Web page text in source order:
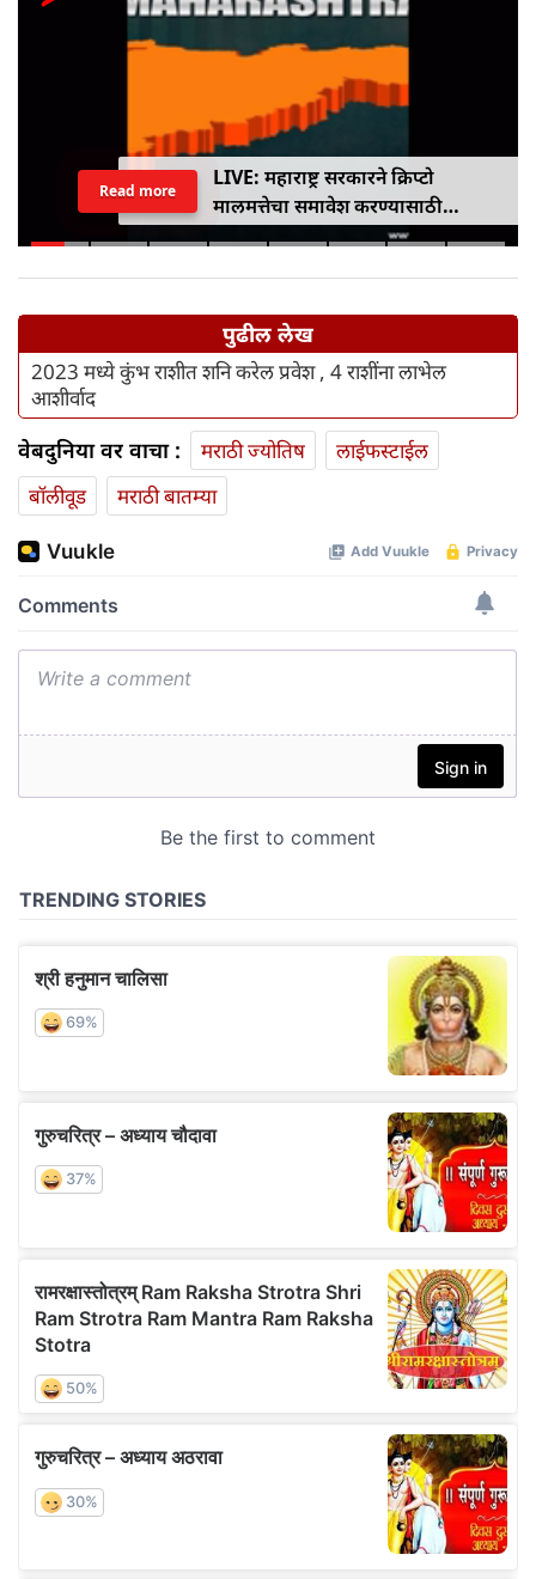
LIVE: महाराष्ट्र सरकारने क्रिप्टो
मालमत्तेचा समावेश करण्यासाठी
एमपीआयडी कायद्यात दुरुस्ती केली
Read more
पुढील लेख
2023 मध्ये कुंभ राशीत शनि करेल प्रवेश , 4 राशींना लाभेल
आशीर्वाद
वेबदुनिया वर वाचा : मराठी ज्योतिष
लाईफस्टाईल
बॉलीवूड
मराठी बातम्या